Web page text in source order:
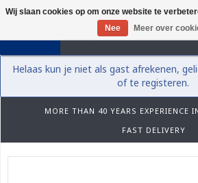
Helaas kun je niet als gast afrekenen,
of te registeren.
MORE THAN 40 YEARS EXPERIENCE
FAST DELIVERY
Wij slaan cookies op om onze website te
Nee
Meer over